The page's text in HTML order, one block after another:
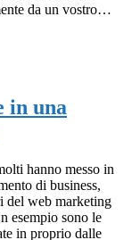
da un vostro…
in una
hanno messo in
di business,
del web marketing
esempio sono le
in proprio dalle